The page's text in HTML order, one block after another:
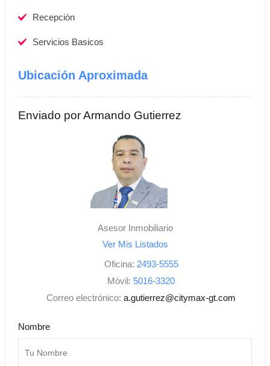
Recepción
Servicios Basicos
Ubicación Aproximada
Enviado por Armando Gutierrez
Asesor Inmobiliario
Ver Mis Listados
Oficina: 2493-5555
Móvil: 5016-3320
Correo electrónico: a.gutierrez@citymax-gt.com
Nombre